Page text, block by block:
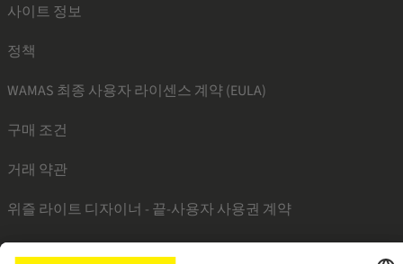
사이트 정보
정책
WAMAS 최종 사용자 라이센스 계약 (EULA)
구매 조건
거래 약관
위즐 라이트 디자이너 - 끝-사용자 사용권 계약